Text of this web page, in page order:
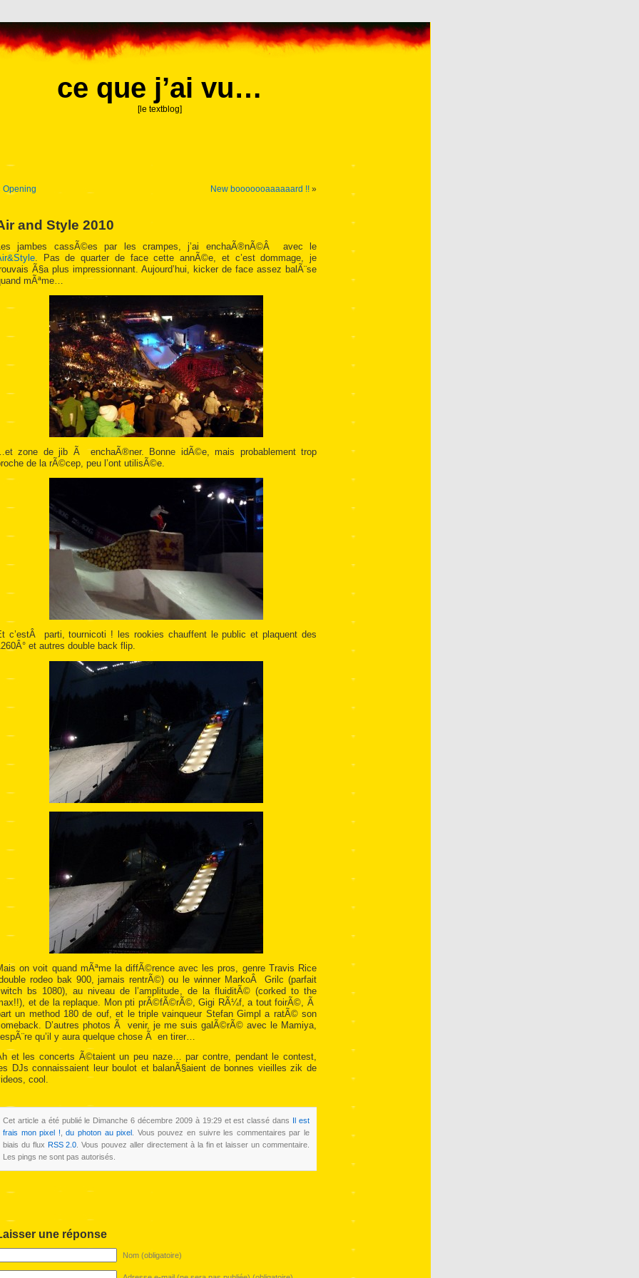
ce que j’ai vu…
[le textblog]
Opening New booooooaaaaaard !! »
and Style 2010
jambes cassÃ©es par les crampes, j’ai enchaÃ®nÃ©Â avec le
. Pas de quarter de face cette annÃ©e, et c’est dommage, je
Ã§a plus impressionnant. Aujourd’hui, kicker de face assez balÃ¨se
mÃªme…
zone de jib Ã enchaÃ®ner. Bonne idÃ©e, mais probablement trop
de la rÃ©cep, peu l’ont utilisÃ©e.
c’estÂ parti, tournicoti ! les rookies chauffent le public et plaquent des
et autres double back flip.
on voit quand mÃªme la diffÃ©rence avec les pros, genre Travis Rice
rodeo bak 900, jamais rentrÃ©) ou le winner MarkoÂ Grilc (parfait
bs 1080), au niveau de l’amplitude, de la fluiditÃ© (corked to the
et de la replaque. Mon pti prÃ©fÃ©rÃ©, Gigi RÃ¼f, a tout foirÃ©, Ã
un method 180 de ouf, et le triple vainqueur Stefan Gimpl a ratÃ© son
D’autres photos Ã venir, je me suis galÃ©rÃ© avec le Mamiya,
qu’il y aura quelque chose Ã en tirer…
et les concerts Ã©taient un peu naze… par contre, pendant le contest,
DJs connaissaient leur boulot et balanÃ§aient de bonnes vieilles zik de
cool.
Cet article a été publié le Dimanche 6 décembre 2009 à 19:29 et est classé dans
Il est
frais mon pixel ! ,du photon au pixel
. Vous pouvez en suivre les commentaires par le
biais du flux RSS 2.0 . Vous pouvez aller directement à la fin et laisser un commentaire.
Les pings ne sont pas autorisés.
une réponse
Nom (obligatoire)